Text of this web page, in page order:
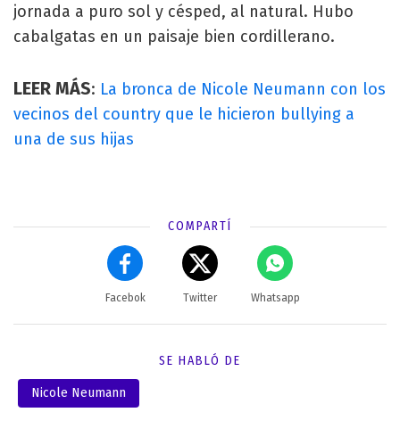
jornada a puro sol y césped, al natural. Hubo
cabalgatas en un paisaje bien cordillerano.
LEER MÁS: La bronca de Nicole Neumann con los
vecinos del country que le hicieron bullying a
una de sus hijas
COMPARTÍ
Facebok Twitter Whatsapp
SE HABLÓ DE
Nicole Neumann